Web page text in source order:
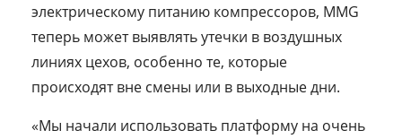
электрическому питанию компрессоров, MMG
теперь может выявлять утечки в воздушных
линиях цехов, особенно те, которые
происходят вне смены или в выходные дни.
«Мы начали использовать платформу на очень